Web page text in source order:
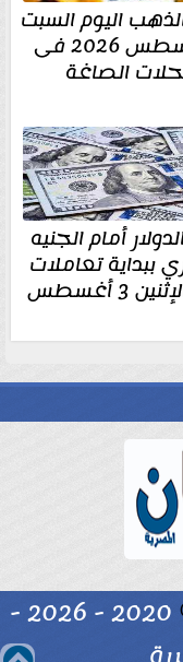
اليوم السبت
8 أغسطس 2026 فى
الصاغة
أمام الجنيه
ببداية تعاملات
3 أغسطس
2020 - 2026 -